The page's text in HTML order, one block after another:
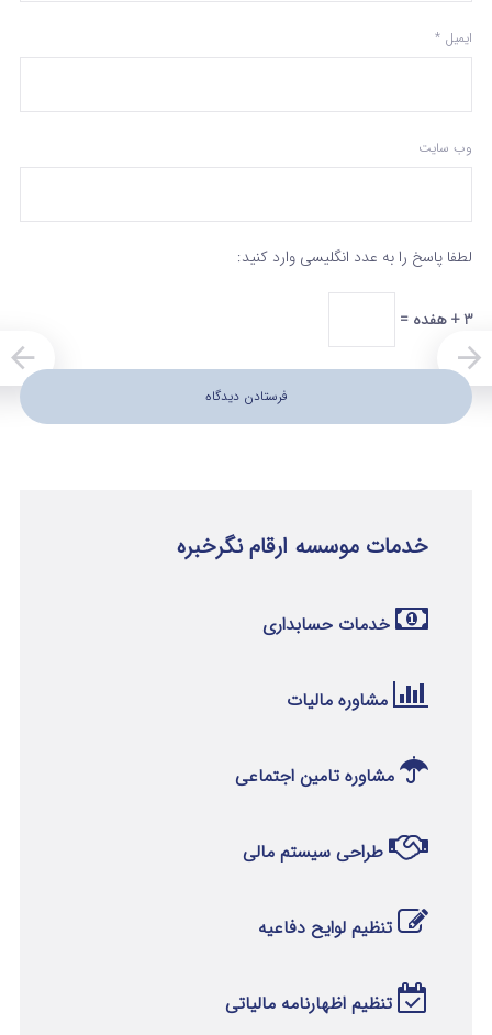
ایمیل *
وب‌ سایت
لطفا پاسخ را به عدد انگلیسی وارد کنید:
3 + هفده =
خدمات موسسه ارقام نگرخبره
خدمات حسابداری
مشاوره مالیات
مشاوره تامین اجتماعی
طراحی سیستم مالی
تنظیم لوایح دفاعیه
تنظیم اظهارنامه مالیاتی